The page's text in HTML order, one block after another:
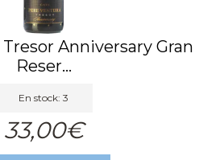
Anniversary Gran
Reser...
En stock: 3
33,00€